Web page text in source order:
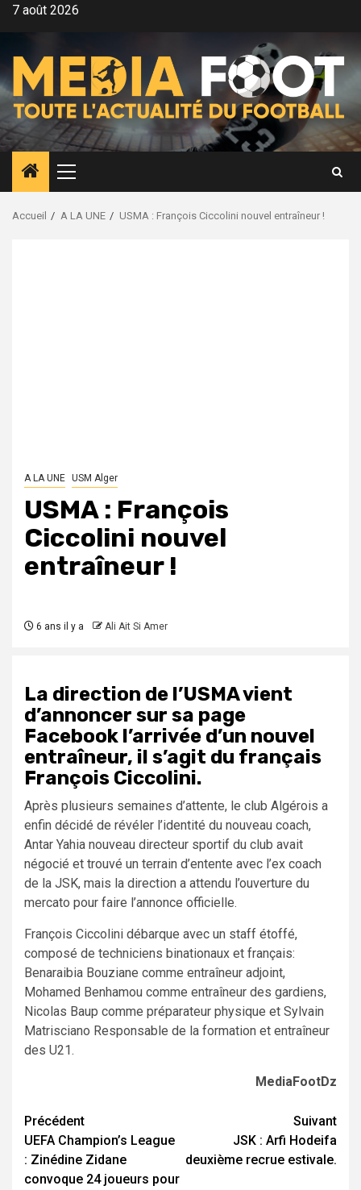
Aller7 août 2026
Menu
principal
Accueil A LA UNE USMA : François Ciccolini nouvel entraîneur !
A LA UNE USM Alger
USMA : François
Ciccolini nouvel
entraîneur !
6 ans il y a Ali Ait Si Amer
La direction de l’USMA vient
d’annoncer sur sa page
Facebook l’arrivée d’un nouvel
entraîneur, il s’agit du français
François Ciccolini.
Après plusieurs semaines d’attente, le club Algérois a
enfin décidé de révéler l’identité du nouveau coach,
Antar Yahia nouveau directeur sportif du club avait
négocié et trouvé un terrain d’entente avec l’ex coach
de la JSK, mais la direction a attendu l’ouverture du
mercato pour faire l’annonce officielle.
François Ciccolini débarque avec un staff étoffé,
composé de techniciens binationaux et français:
Benaraibia Bouziane comme entraîneur adjoint,
Mohamed Benhamou comme entraîneur des gardiens,
Nicolas Baup comme préparateur physique et Sylvain
Matrisciano Responsable de la formation et entraîneur
des U21.
MediaFootDz
Navigation
d’article
Précédent
UEFA Champion’s League
: Zinédine Zidane
convoque 24 joueurs pour
Suivant
JSK : Arfi Hodeifa
deuxième recrue estivale.